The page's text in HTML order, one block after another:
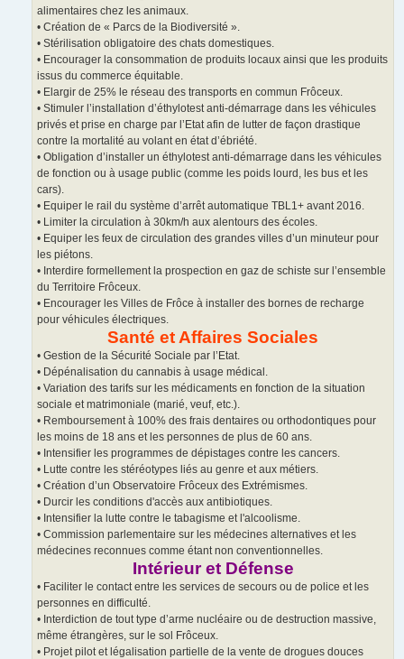
alimentaires chez les animaux.
• Création de « Parcs de la Biodiversité ».
• Stérilisation obligatoire des chats domestiques.
• Encourager la consommation de produits locaux ainsi que les produits
issus du commerce équitable.
• Elargir de 25% le réseau des transports en commun Frôceux.
• Stimuler l’installation d’éthylotest anti-démarrage dans les véhicules
privés et prise en charge par l’Etat afin de lutter de façon drastique
contre la mortalité au volant en état d’ébriété.
• Obligation d’installer un éthylotest anti-démarrage dans les véhicules
de fonction ou à usage public (comme les poids lourd, les bus et les
cars).
• Equiper le rail du système d’arrêt automatique TBL1+ avant 2016.
• Limiter la circulation à 30km/h aux alentours des écoles.
• Equiper les feux de circulation des grandes villes d’un minuteur pour
les piétons.
• Interdire formellement la prospection en gaz de schiste sur l’ensemble
du Territoire Frôceux.
• Encourager les Villes de Frôce à installer des bornes de recharge
pour véhicules électriques.
Santé et Affaires Sociales
• Gestion de la Sécurité Sociale par l’Etat.
• Dépénalisation du cannabis à usage médical.
• Variation des tarifs sur les médicaments en fonction de la situation
sociale et matrimoniale (marié, veuf, etc.).
• Remboursement à 100% des frais dentaires ou orthodontiques pour
les moins de 18 ans et les personnes de plus de 60 ans.
• Intensifier les programmes de dépistages contre les cancers.
• Lutte contre les stéréotypes liés au genre et aux métiers.
• Création d’un Observatoire Frôceux des Extrémismes.
• Durcir les conditions d'accès aux antibiotiques.
• Intensifier la lutte contre le tabagisme et l'alcoolisme.
• Commission parlementaire sur les médecines alternatives et les
médecines reconnues comme étant non conventionnelles.
Intérieur et Défense
• Faciliter le contact entre les services de secours ou de police et les
personnes en difficulté.
• Interdiction de tout type d’arme nucléaire ou de destruction massive,
même étrangères, sur le sol Frôceux.
• Projet pilot et légalisation partielle de la vente de drogues douces